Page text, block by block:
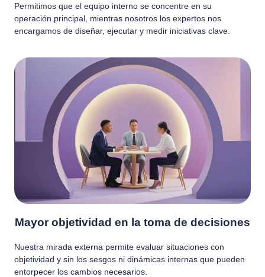
Permitimos que el equipo interno se concentre en su
operación principal, mientras nosotros los expertos nos
encargamos de diseñar, ejecutar y medir iniciativas clave.
Mayor objetividad en la toma de decisiones
Nuestra mirada externa permite evaluar situaciones con
objetividad y sin los sesgos ni dinámicas internas que pueden
entorpecer los cambios necesarios.